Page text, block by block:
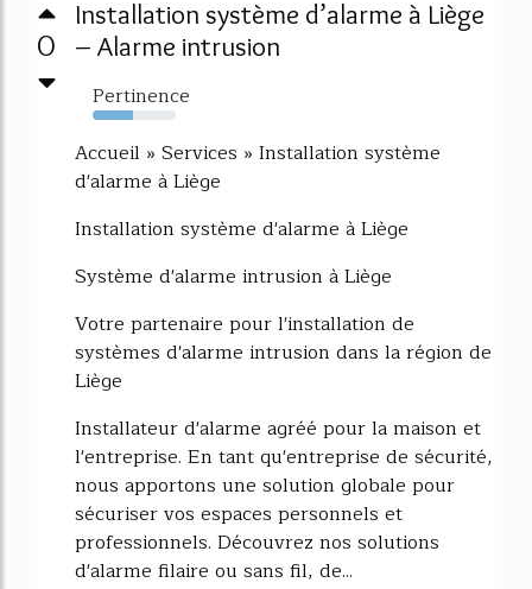
0
Installation système d’alarme à Liège
– Alarme intrusion
Pertinence
49%
Accueil » Services » Installation système
d'alarme à Liège
Installation système d'alarme à Liège
Système d'alarme intrusion à Liège
Votre partenaire pour l'installation de
systèmes d'alarme intrusion dans la région de
Liège
Installateur d'alarme agréé pour la maison et
l'entreprise. En tant qu'entreprise de sécurité,
nous apportons une solution globale pour
sécuriser vos espaces personnels et
professionnels. Découvrez nos solutions
d'alarme filaire ou sans fil, de...